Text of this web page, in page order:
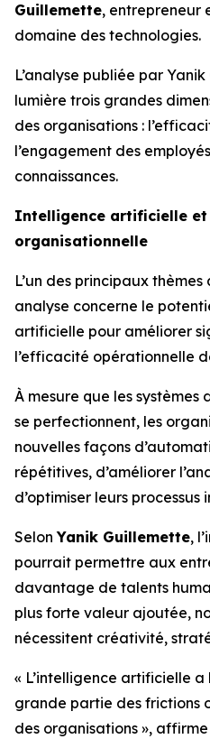
Guillemette, entrepreneur
domaine des technologies.
L’analyse publiée par
lumière trois grandes
des organisations :
l’engagement des
connaissances.
Intelligence artificielle
organisationnelle
L’un des principaux
analyse concerne le
artificielle pour améliorer
l’efficacité opérationnelle
À mesure que les
se perfectionnent, les
nouvelles façons
répétitives, d’améliorer
d’optimiser leurs processus
SelonYanik Guillemette,
pourrait permettre aux
davantage de talents
plus forte valeur ajoutée,
nécessitent créativité,
« L’intelligence artificielle a
grande partie des frictions
des organisations »,